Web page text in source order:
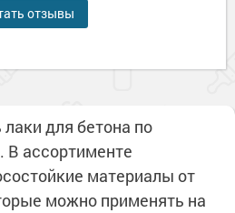
отзывы
для бетона по
В ассортименте
материалы от
можно применять на